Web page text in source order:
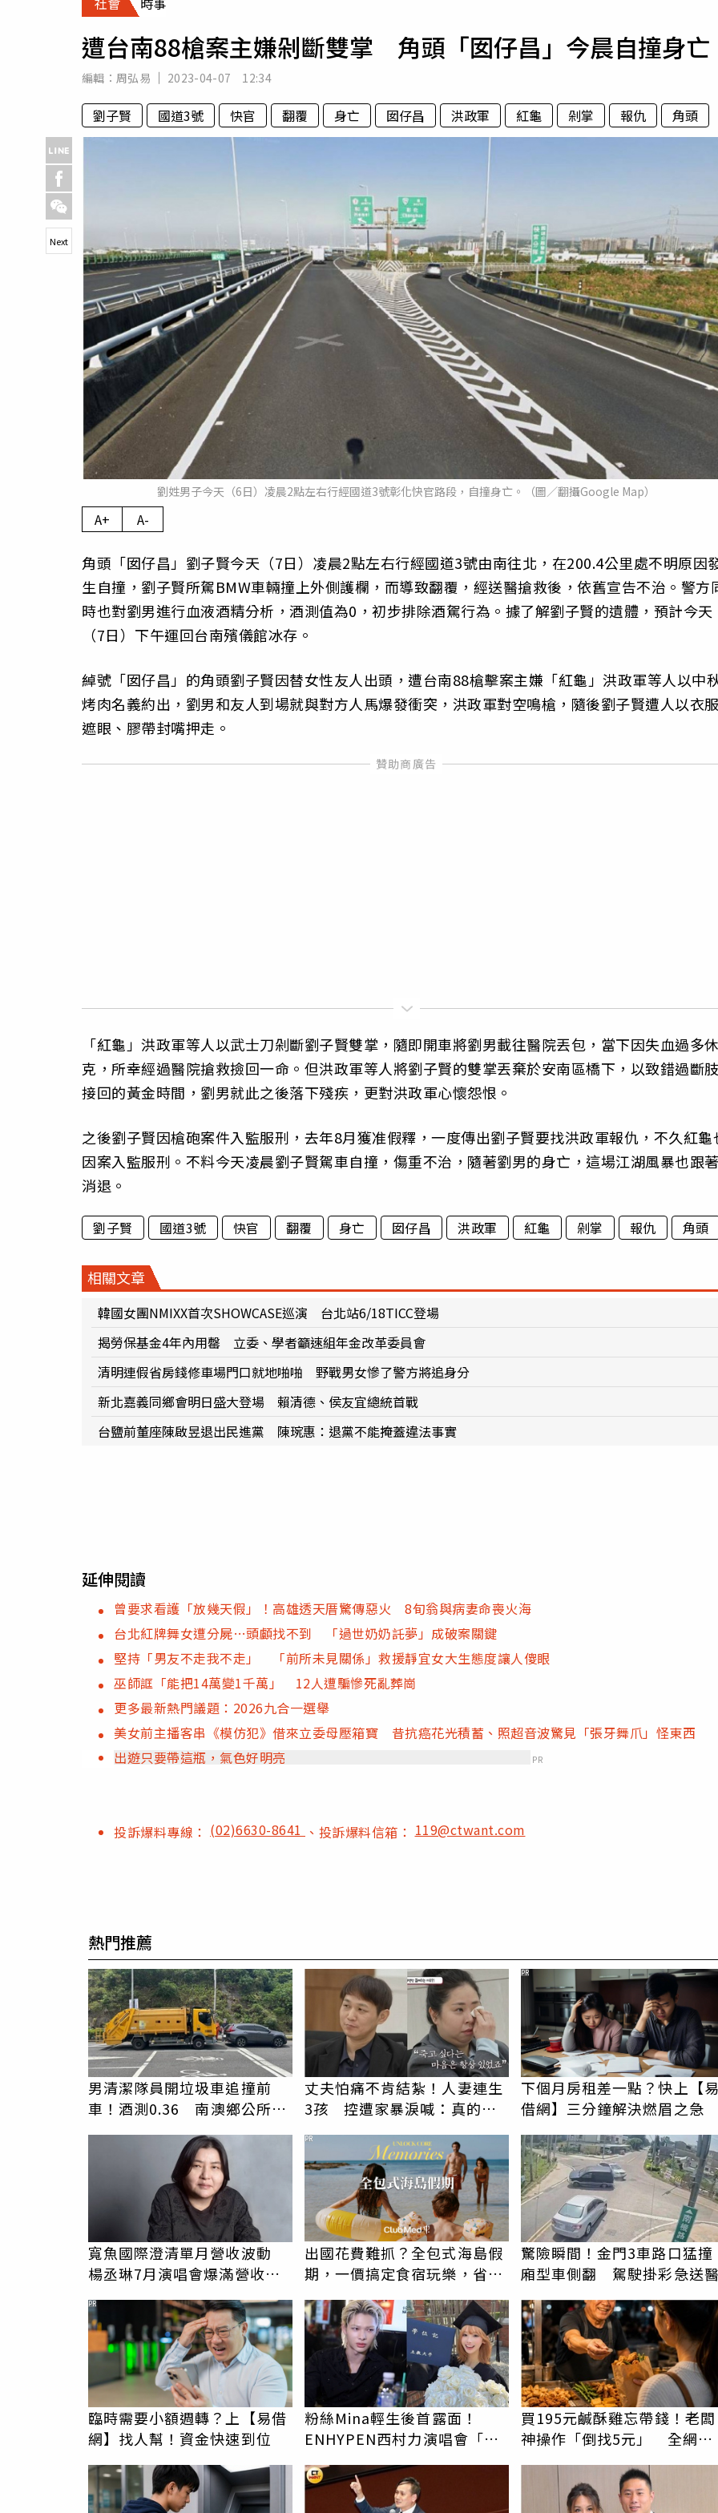
專欄
房產新勢力
運勢
梅酒
遭台南88槍案主嫌剁斷雙掌 角頭「囡仔昌」今晨自撞身亡
編輯： 周弘易 2023-04-07 12:34
劉子賢 國道3號 快官 翻覆 身亡 囡仔昌 洪政軍 紅龜 剁掌 報仇 角頭
劉姓男子今天（6日）凌晨2點左右行經國道3號彰化快官路段，自撞身亡。（圖／翻攝Google Map）
Next
A+ A-
角頭「囡仔昌」劉子賢今天（7日）凌晨2點左右行經國道3號由南往北，在200.4公里處不明原因
生自撞，劉子賢所駕BMW車輛撞上外側護欄，而導致翻覆，經送醫搶救後，依舊宣告不治。警方
時也對劉男進行血液酒精分析，酒測值為0，初步排除酒駕行為。據了解劉子賢的遺體，預計今天
（7日）下午運回台南殯儀館冰存。
綽號「囡仔昌」的角頭劉子賢因替女性友人出頭，遭台南88槍擊案主嫌「紅龜」洪政軍等人以中
烤肉名義約出，劉男和友人到場就與對方人馬爆發衝突，洪政軍對空鳴槍，隨後劉子賢遭人以衣
遮眼、膠帶封嘴押走。
「紅龜」洪政軍等人以武士刀剁斷劉子賢雙掌，隨即開車將劉男載往醫院丟包，當下因失血過多
克，所幸經過醫院搶救撿回一命。但洪政軍等人將劉子賢的雙掌丟棄於安南區橋下，以致錯過斷
接回的黃金時間，劉男就此之後落下殘疾，更對洪政軍心懷怨恨。
之後劉子賢因槍砲案件入監服刑，去年8月獲准假釋，一度傳出劉子賢要找洪政軍報仇，不久紅龜
因案入監服刑。不料今天凌晨劉子賢駕車自撞，傷重不治，隨著劉男的身亡，這場江湖風暴也跟
消退。
劉子賢 國道3號 快官 翻覆 身亡 囡仔昌 洪政軍 紅龜 剁掌 報仇 角頭
相關文章
韓國女團NMIXX首次SHOWCASE巡演 台北站6/18TICC登場
揭勞保基金4年內用罄 立委、學者籲速組年金改革委員會
清明連假省房錢修車場門口就地啪啪 野戰男女慘了警方將追身分
新北嘉義同鄉會明日盛大登場 賴清德、侯友宜總統首戰
台鹽前董座陳啟昱退出民進黨 陳琬惠：退黨不能掩蓋違法事實
延伸閱讀
曾要求看護「放幾天假」！高雄透天厝驚傳惡火 8旬翁與病妻命喪火海
台北紅牌舞女遭分屍…頭顱找不到 「過世奶奶託夢」成破案關鍵
堅持「男友不走我不走」 「前所未見關係」救援靜宜女大生態度讓人傻眼
巫師誆「能把14萬變1千萬」 12人遭騙慘死亂葬崗
更多最新熱門議題：2026九合一選舉
美女前主播客串《模仿犯》借來立委母壓箱寶 昔抗癌花光積蓄、照超音波驚見「張牙舞爪」怪東西
出遊只要帶這瓶，氣色好明亮
PR
投訴爆料專線： (02)6630-8641 、投訴爆料信箱：119@ctwant.com
熱門推薦
男清潔隊員開垃圾車追撞前
車！酒測0.36 南澳鄉公所：
丈夫怕痛不肯結紮！人妻連生
3孩 控遭家暴淚喊：真的好
下個月房租差一點？快上【
借網】三分鐘解決燃眉之急
PR
寬魚國際澄清單月營收波動
楊丞琳7月演唱會爆滿營收大
出國花費難抓？全包式海島假
期，一價搞定食宿玩樂，省錢
PR
驚險瞬間！金門3車路口猛撞
廂型車側翻 駕駛掛彩急送
臨時需要小額週轉？上【易借
網】找人幫！資金快速到位
PR
粉絲Mina輕生後首露面！
ENHYPEN西村力演唱會「狀
態超好」喊話粉絲：我們心意
相通
買195元鹹酥雞忘帶錢！老闆
神操作「倒找5元」 全網看
哭：這就是台灣